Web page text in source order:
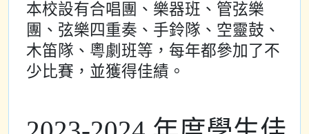
本校設有合唱團、樂器班、管弦樂
團、弦樂四重奏、手鈴隊、空靈鼓、
木笛隊、粵劇班等，每年都參加了不
少比賽，並獲得佳績。